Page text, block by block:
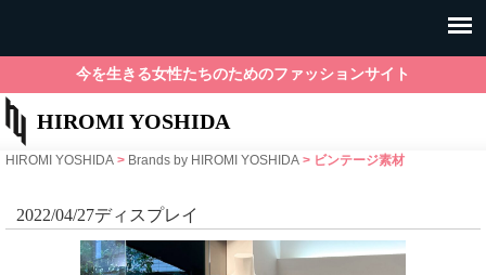
HIROMI YOSHIDA
今を生きる女性たちのためのファッションサイト
HIROMI YOSHIDA > Brands by HIROMI YOSHIDA > ビンテージ素材
2022/04/27ディスプレイ